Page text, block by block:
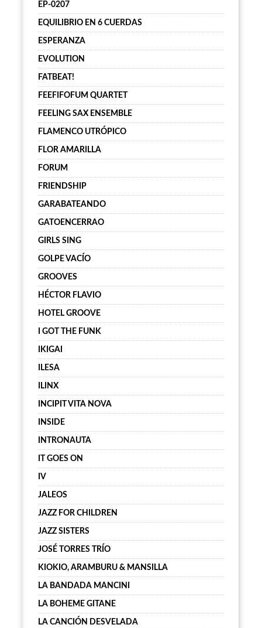
EP-0207
EQUILIBRIO EN 6 CUERDAS
ESPERANZA
EVOLUTION
FATBEAT!
FEEFIFOFUM QUARTET
FEELING SAX ENSEMBLE
FLAMENCO UTRÓPICO
FLOR AMARILLA
FORUM
FRIENDSHIP
GARABATEANDO
GATOENCERRAO
GIRLS SING
GOLPE VACÍO
GROOVES
HÉCTOR FLAVIO
HOTEL GROOVE
I GOT THE FUNK
IKIGAI
ILESA
ILINX
INCIPIT VITA NOVA
INSIDE
INTRONAUTA
IT GOES ON
IV
JALEOS
JAZZ FOR CHILDREN
JAZZ SISTERS
JOSÉ TORRES TRÍO
KIOKIO, ARAMBURU & MANSILLA
LA BANDADA MANCINI
LA BOHEME GITANE
LA CANCIÓN DESVELADA